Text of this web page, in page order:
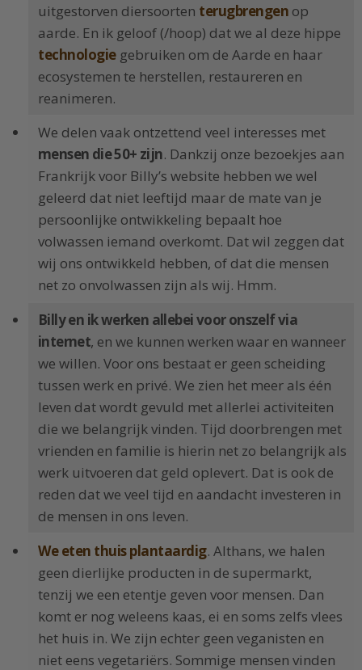
uitgestorven diersoorten terugbrengen op
aarde. En ik geloof (/hoop) dat we al deze hippe
technologiegebruiken om de Aarde en haar
ecosystemen te herstellen, restaureren en
reanimeren.
We delen vaak ontzettend veel interesses met
mensen die 50+ zijn. Dankzij onze bezoekjes aan
Frankrijk voor Billy’s website hebben we wel
geleerd dat niet leeftijd maar de mate van je
persoonlijke ontwikkeling bepaalt hoe
volwassen iemand overkomt. Dat wil zeggen dat
wij ons ontwikkeld hebben, of dat die mensen
net zo onvolwassen zijn als wij. Hmm.
Billy en ik werken allebei voor onszelf via
internet, en we kunnen werken waar en wanneer
we willen. Voor ons bestaat er geen scheiding
tussen werk en privé. We zien het meer als één
leven dat wordt gevuld met allerlei activiteiten
die we belangrijk vinden. Tijd doorbrengen met
vrienden en familie is hierin net zo belangrijk als
werk uitvoeren dat geld oplevert. Dat is ook de
reden dat we veel tijd en aandacht investeren in
de mensen in ons leven.
We eten thuis plantaardig. Althans, we halen
geen dierlijke producten in de supermarkt,
tenzij we een etentje geven voor mensen. Dan
komt er nog weleens kaas, ei en soms zelfs vlees
het huis in. We zijn echter geen veganisten en
niet eens vegetariërs. Sommige mensen vinden